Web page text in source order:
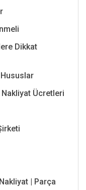
Dikkat
Nakliyat Ücretleri
| Parça